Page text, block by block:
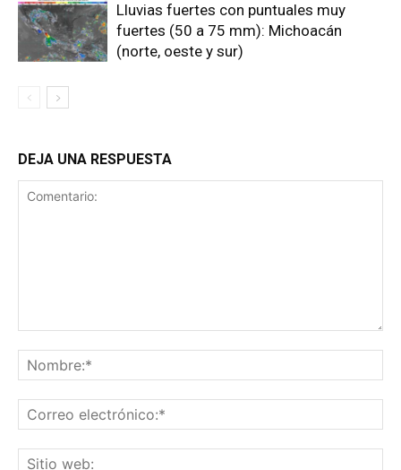
Lluvias fuertes con puntuales muy
fuertes (50 a 75 mm): Michoacán
(norte, oeste y sur)
DEJA UNA RESPUESTA